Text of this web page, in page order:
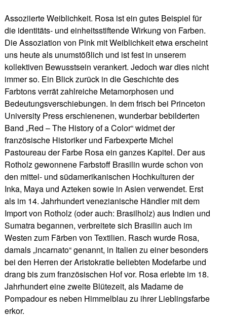
Assoziierte Weiblichkeit. Rosa ist ein gutes Beispiel für
die identitäts- und einheitsstiftende Wirkung von Farben.
Die Assoziation von Pink mit Weiblichkeit etwa erscheint
uns heute als unumstößlich und ist fest in unserem
kollektiven Bewusstsein verankert. Jedoch war dies nicht
immer so. Ein Blick zurück in die Geschichte des
Farbtons verrät zahlreiche Metamorphosen und
Bedeutungsverschiebungen. In dem frisch bei Princeton
University Press erschienenen, wunderbar bebilderten
Band „Red – The History of a Color“ widmet der
französische Historiker und Farbexperte Michel
Pastoureau der Farbe Rosa ein ganzes Kapitel. Der aus
Rotholz gewonnene Farbstoff Brasilin wurde schon von
den mittel- und südamerikanischen Hochkulturen der
Inka, Maya und Azteken sowie in Asien verwendet. Erst
als im 14. Jahrhundert venezianische Händler mit dem
Import von Rotholz (oder auch: Brasilholz) aus Indien und
Sumatra begannen, verbreitete sich Brasilin auch im
Westen zum Färben von Textilien. Rasch wurde Rosa,
damals „incarnato“ genannt, in Italien zu einer besonders
bei den Herren der Aristokratie beliebten Modefarbe und
drang bis zum französischen Hof vor. Rosa erlebte im 18.
Jahrhundert eine zweite Blütezeit, als Madame de
Pompadour es neben Himmelblau zu ihrer Lieblingsfarbe
erkor.